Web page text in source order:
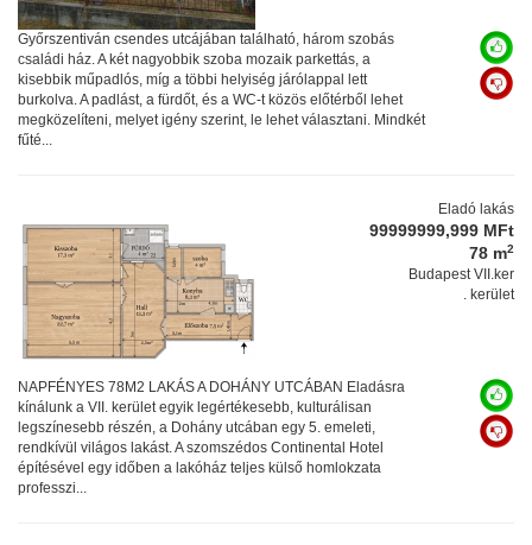
Győrszentiván csendes utcájában található, három szobás
családi ház. A két nagyobbik szoba mozaik parkettás, a
kisebbik műpadlós, míg a többi helyiség járólappal lett
burkolva. A padlást, a fürdőt, és a WC-t közös előtérből lehet
megközelíteni, melyet igény szerint, le lehet választani. Mindkét
fűté...
Eladó lakás
99999999,999 MFt
78 m2
Budapest VII.ker
. kerület
NAPFÉNYES 78M2 LAKÁS A DOHÁNY UTCÁBAN Eladásra
kínálunk a VII. kerület egyik legértékesebb, kulturálisan
legszínesebb részén, a Dohány utcában egy 5. emeleti,
rendkívül világos lakást. A szomszédos Continental Hotel
építésével egy időben a lakóház teljes külső homlokzata
professzi...